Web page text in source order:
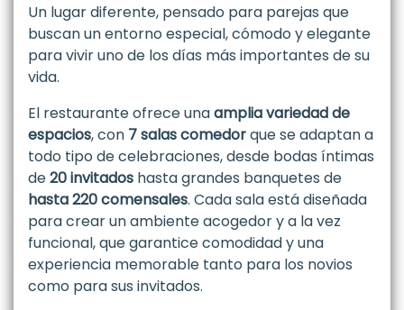
Un lugar diferente, pensado para parejas que
buscan un entorno especial, cómodo y elegante
para vivir uno de los días más importantes de su
vida.
El restaurante ofrece unaamplia variedad de
espacios, con 7 salas comedorque se adaptan a
todo tipo de celebraciones, desde bodas íntimas
de20 invitados hasta grandes banquetes de
hasta 220 comensales. Cada sala está diseñada
para crear un ambiente acogedor y a la vez
funcional, que garantice comodidad y una
experiencia memorable tanto para los novios
como para sus invitados.